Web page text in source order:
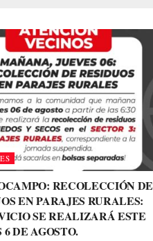
RECOLECCIÓN DE
EN PARAJES RURALES:
SE REALIZARÁ ESTE
6 DE AGOSTO.